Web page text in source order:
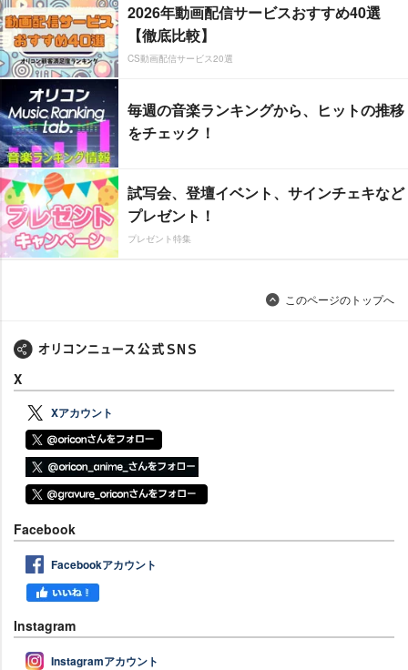
2026年動画配信サービスおすすめ40選
【徹底比較】
CS動画配信サービス20選
毎週の音楽ランキングから、ヒットの推移
をチェック！
試写会、登壇イベント、サインチェキなど
プレゼント！
プレゼント特集
このページのトップへ
X
Xアカウント
Facebook
Facebookアカウント
Instagram
Instagramアカウント